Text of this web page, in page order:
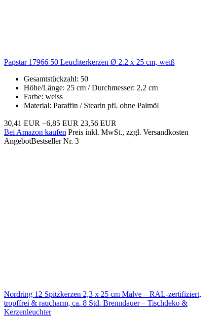
Papstar 17966 50 Leuchterkerzen Ø 2.2 x 25 cm, weiß
Gesamtstückzahl: 50
Höhe/Länge: 25 cm / Durchmesser: 2,2 cm
Farbe: weiss
Material: Paraffin / Stearin pfl. ohne Palmöl
30,41 EUR −6,85 EUR 23,56 EUR
Bei Amazon kaufen Preis inkl. MwSt., zzgl. Versandkosten
AngebotBestseller Nr. 3
Nordring 12 Spitzkerzen 2,3 x 25 cm Malve – RAL-zertifiziert,
tropffrei & raucharm, ca. 8 Std. Brenndauer – Tischdeko &
Kerzenleuchter